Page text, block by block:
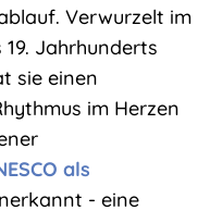
Verwurzelt im
Jahrhunderts
sie einen
im Herzen
als
- eine